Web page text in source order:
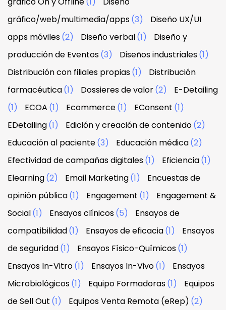
gráfico/web/multimedia/apps(3)
Diseño UX/UI
apps móviles(2) Diseño verbal(1)
Diseño y
producción de Eventos(3) Diseños industriales(1)
Distribución con filiales propias(1)
Distribución
farmacéutica(1) Dossieres de valor(2)
E-Detailing
(1)
ECOA (1) Ecommerce(1) EConsent (1)
EDetailing(1) Edición y creación de contenido(2)
Educación al paciente(3) Educación médica(2)
Efectividad de campañas digitales(1) Eficiencia(1)
Elearning(2) Email Marketing(1)
Encuestas de
opinión pública(1) Engagement (1)
Engagement &
Social(1) Ensayos clínicos(5)
Ensayos de
compatibilidad(1) Ensayos de eficacia(1)
Ensayos
de seguridad(1) Ensayos Físico-Químicos(1)
Ensayos In-Vitro(1) Ensayos In-Vivo(1)
Ensayos
Microbiológicos(1) Equipo Formadoras(1)
Equipos
de Sell Out (1) Equipos Venta Remota (eRep) (2)